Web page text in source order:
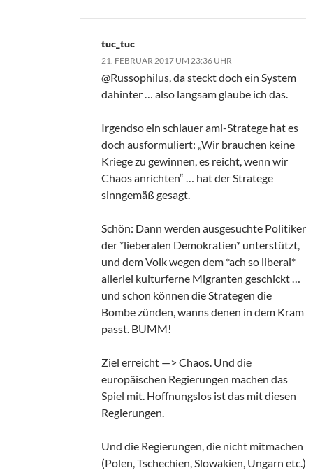
tuc_tuc
21. FEBRUAR 2017 UM 23:36 UHR
@Russophilus, da steckt doch ein System
dahinter … also langsam glaube ich das.
Irgendso ein schlauer ami-Stratege hat es
doch ausformuliert: „Wir brauchen keine
Kriege zu gewinnen, es reicht, wenn wir
Chaos anrichten“ … hat der Stratege
sinngemäß gesagt.
Schön: Dann werden ausgesuchte Politiker
der *lieberalen Demokratien* unterstützt,
und dem Volk wegen dem *ach so liberal*
allerlei kulturferne Migranten geschickt …
und schon können die Strategen die
Bombe zünden, wanns denen in dem Kram
passt. BUMM!
Ziel erreicht —> Chaos. Und die
europäischen Regierungen machen das
Spiel mit. Hoffnungslos ist das mit diesen
Regierungen.
Und die Regierungen, die nicht mitmachen
(Polen, Tschechien, Slowakien, Ungarn etc.)